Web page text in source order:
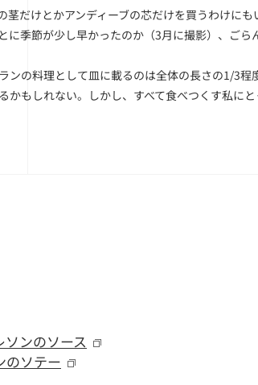
茎だけとかアンディーブの芯だけを買うわけに
に季節が少し早かったのか（3月に撮影）、ご
ンの料理として皿に載るのは全体の長さの1/3
かもしれない。しかし、すべて食べつくす私に
ンのソース
のソテー